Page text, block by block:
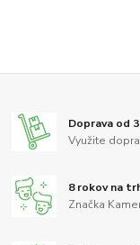
Doprava od
Využite
8 rokov na
Značka